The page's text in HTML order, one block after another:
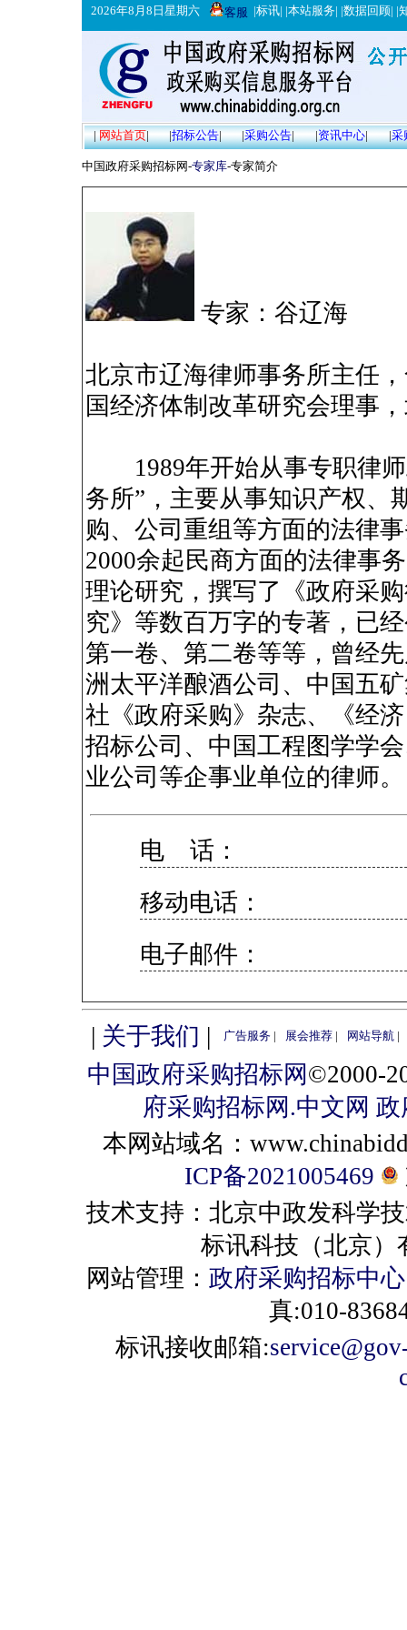
2026年8月8日星期六 客服 |标讯| |本站服务| |数据回顾| |
|网站首页| |招标公告| |采购公告| |资讯中心| |采
中国政府采购招标网-专家库-专家简介
专家：谷辽海
北京市辽海律师事务所主任
国经济体制改革研究会理事
1989年开始从事专职律师
务所”，主要从事知识产权、
购、公司重组等方面的法律
2000余起民商方面的法律事
理论研究，撰写了《政府采
究》等数百万字的专著，已
第一卷、第二卷等等，曾经
洲太平洋酿酒公司、中国五
社《政府采购》杂志、《经
招标公司、中国工程图学学
业公司等企事业单位的律师
电 话：
移动电话：
电子邮件：
| 关于我们 | 广告服务 | 展会推荐 | 网站导航 |
中国政府采购招标网©2000-
府采购招标网.中文网 政
本网站域名：
ICP备2021005469
技术支持：北京中政发科学
标讯科技（北京）
网站管理： 政府采购招标中心
真:010-
标讯接收邮箱: